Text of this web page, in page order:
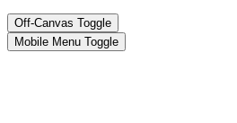
Off-Canvas Toggle
Mobile Menu Toggle